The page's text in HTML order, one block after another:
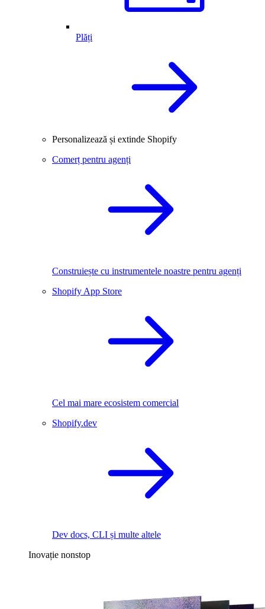
Plăți
Personalizează și extinde Shopify
Comerț pentru agenți
Construiește cu instrumentele noastre pentru agenți
Shopify App Store
Cel mai mare ecosistem comercial
Shopify.dev
Dev docs, CLI și multe altele
Inovație nonstop